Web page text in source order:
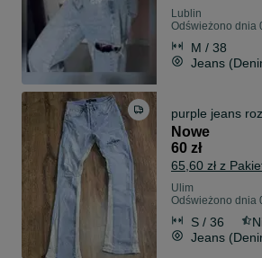
Lublin
Odświeżono dnia
M / 38
Jeans
purple jeans
Nowe
60 zł
65,60 zł z
Ulim
Odświeżono dnia
S / 36
Jeans